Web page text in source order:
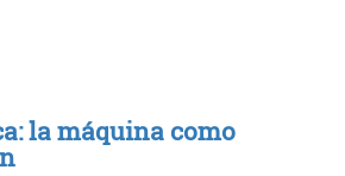
la máquina como